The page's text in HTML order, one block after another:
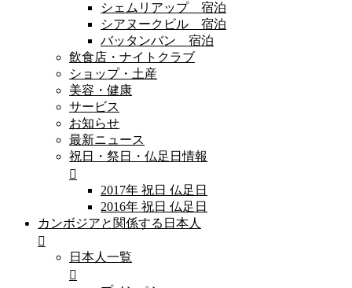
シェムリアップ 宿泊
シアヌークビル 宿泊
バッタンバン 宿泊
飲食店・ナイトクラブ
ショップ・土産
美容・健康
サービス
お知らせ
最新ニュース
祝日・祭日・仏足日情報
2017年 祝日 仏足日
2016年 祝日 仏足日
カンボジアと関係する日本人
日本人一覧